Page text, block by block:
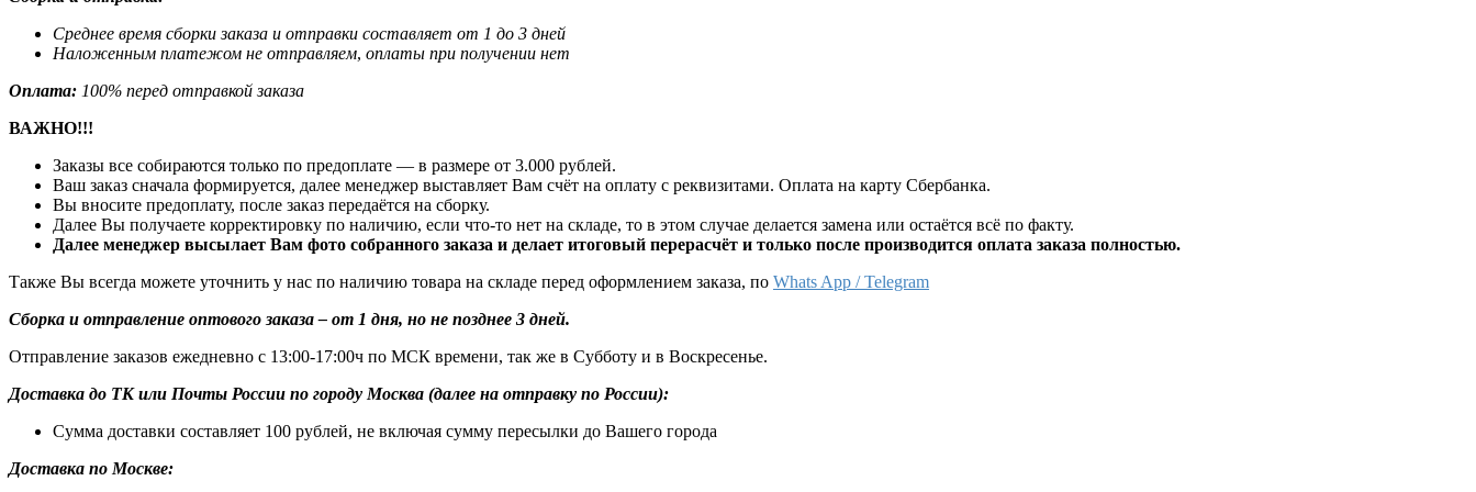
Среднее время сборки заказа и отправки составляет от 1 до 3 дней
Наложенным платежом не отправляем, оплаты при получении нет
Оплата: 100% перед отправкой заказа
ВАЖНО!!!
Заказы все собираются только по предоплате — в размере от 3.000 рублей.
Ваш заказ сначала формируется, далее менеджер выставляет Вам счёт на оплату с реквизитами. Оплата на карту Сбербанка.
Вы вносите предоплату, после заказ передаётся на сборку.
Далее Вы получаете корректировку по наличию, если что-то нет на складе, то в этом случае делается замена или остаётся всё по факту.
Далее менеджер высылает Вам фото собранного заказа и делает итоговый перерасчёт и только после производится оплата заказа полностью.
Также Вы всегда можете уточнить у нас по наличию товара на складе перед оформлением заказа, по Whats App / Telegram
Сборка и отправление оптового заказа – от 1 дня, но не позднее 3 дней.
Отправление заказов ежедневно с 13:00-17:00ч по МСК времени, так же в Субботу и в Воскресенье.
Доставка до ТК или Почты России по городу Москва (далее на отправку по России):
Сумма доставки составляет 100 рублей, не включая сумму пересылки до Вашего города
Доставка по Москве: